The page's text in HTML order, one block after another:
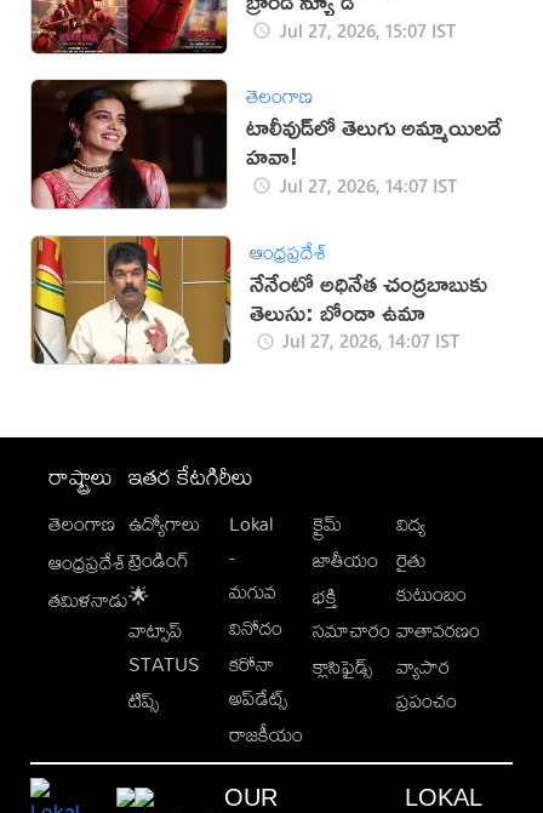
Jul 27, 2026, 15:07 IST
తెలంగాణ
టాలీవుడ్‌లో తెలుగు అమ్మాయిలదే
హవా!
Jul 27, 2026, 14:07 IST
ఆంధ్రప్రదేశ్
నేనేంటో అధినేత చంద్రబాబుకు
తెలుసు: బోండా ఉమా
Jul 27, 2026, 14:07 IST
రాష్ట్రాలు
తెలంగాణ
ఆంధ్రప్రదేశ్
తమిళనాడు
ఇతర కేటగిరీలు
ఉద్యోగాలు
ట్రెండింగ్
🌟
వాట్సాప్
STATUS
టిప్స్
Lokal
-
మగువ
వినోదం
కరోనా
అప్‌డేట్స్
రాజకీయం
క్రైమ్
జాతీయం
భక్తి
సమాచారం
క్లాసిఫైడ్స్
విద్య
రైతు
కుటుంబం
వాతావరణం
వ్యాపార
ప్రపంచం
OUR
LOKAL